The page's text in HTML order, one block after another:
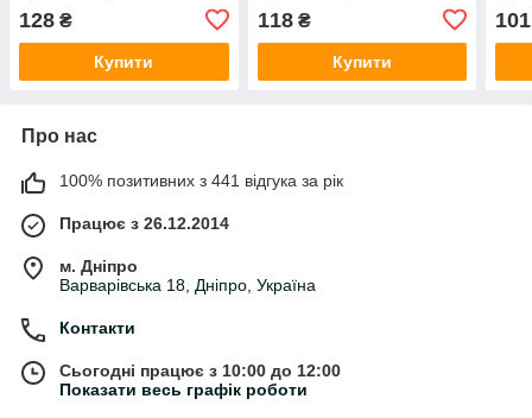
128 ₴
Купити
118₴
Купити
101
Про нас
100% позитивних з 441 відгука за рік
Працює з 26.12.2014
м. Дніпро
Варварівська 18, Дніпро, Україна
Контакти
Сьогодні працює з 10:00 до 12:00
Показати весь графік роботи